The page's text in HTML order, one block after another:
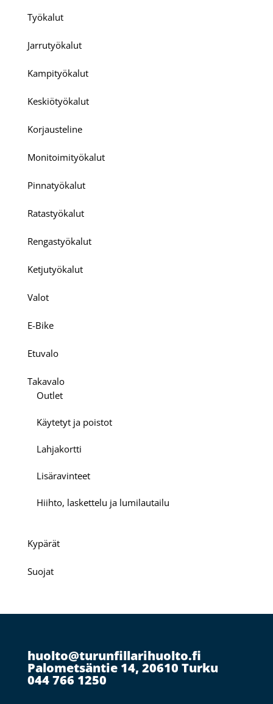
Työkalut
Jarrutyökalut
Kampityökalut
Keskiötyökalut
Korjausteline
Monitoimityökalut
Pinnatyökalut
Ratastyökalut
Rengastyökalut
Ketjutyökalut
Valot
E-Bike
Etuvalo
Takavalo
Outlet
Käytetyt ja poistot
Lahjakortti
Lisäravinteet
Hiihto, laskettelu ja lumilautailu
Kypärät
Suojat
huolto@turunfillarihuolto.fi
Palometsäntie 14, 20610 Turku
044 766 1250